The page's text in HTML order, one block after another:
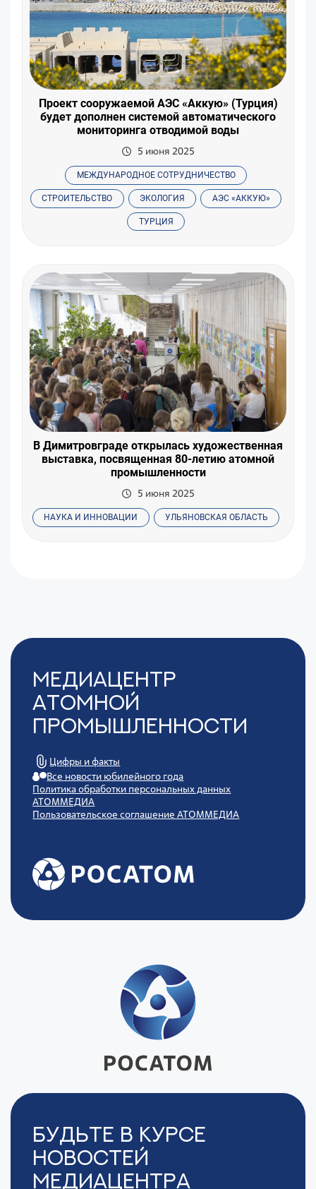
Проект сооружаемой АЭС «Аккую» (Турция)
будет дополнен системой автоматического
мониторинга отводимой воды
5 июня 2025
МЕЖДУНАРОДНОЕ СОТРУДНИЧЕСТВО
СТРОИТЕЛЬСТВО ЭКОЛОГИЯ АЭС «АККУЮ»
ТУРЦИЯ
В Димитровграде открылась художественная
выставка, посвященная 80-летию атомной
промышленности
5 июня 2025
НАУКА И ИННОВАЦИИ УЛЬЯНОВСКАЯ ОБЛАСТЬ
Медиацентр
Атомной
Промышленности
Цифры и факты
Все новости юбилейного года
Политика обработки персональных данных
АТОММЕДИА
Пользовательское соглашение АТОММЕДИА
Будьте в курсе
новостей
Медиацентра